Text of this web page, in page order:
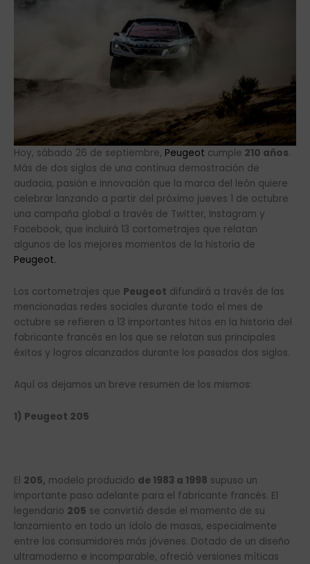
Hoy, sábado 26 de septiembre, Peugeot cumple 210 años.
Más de dos siglos de una continua demostración de
audacia, pasión e innovación que la marca del león quiere
celebrar lanzando a partir del próximo jueves 1 de octubre
una campaña global a través de Twitter, Instagram y
Facebook, que incluirá 13 cortometrajes que relatan
algunos de los mejores momentos de la historia de
Peugeot.
Los cortometrajes que Peugeot difundirá a través de las
mencionadas redes sociales durante todo el mes de
octubre se refieren a 13 importantes hitos en la historia del
fabricante francés en los que se relatan sus principales
éxitos y logros alcanzados durante los pasados dos siglos.
Aquí os dejamos un breve resumen de los mismos:
1) Peugeot 205
El 205, modelo producido de 1983 a 1998 supuso un
importante paso adelante para el fabricante francés. El
legendario 205 se convirtió desde el momento de su
lanzamiento en todo un ídolo de masas, especialmente
entre los consumidores más jóvenes. Dotado de un diseño
ultramoderno e incomparable, ofreció versiones míticas